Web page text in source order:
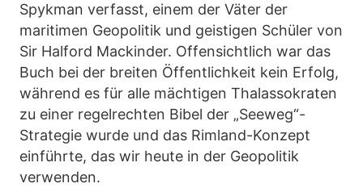
Spykman verfasst, einem der Väter der
maritimen Geopolitik und geistigen Schüler von
Sir Halford Mackinder. Offensichtlich war das
Buch bei der breiten Öffentlichkeit kein Erfolg,
während es für alle mächtigen Thalassokraten
zu einer regelrechten Bibel der „Seeweg“-
Strategie wurde und das Rimland-Konzept
einführte, das wir heute in der Geopolitik
verwenden.